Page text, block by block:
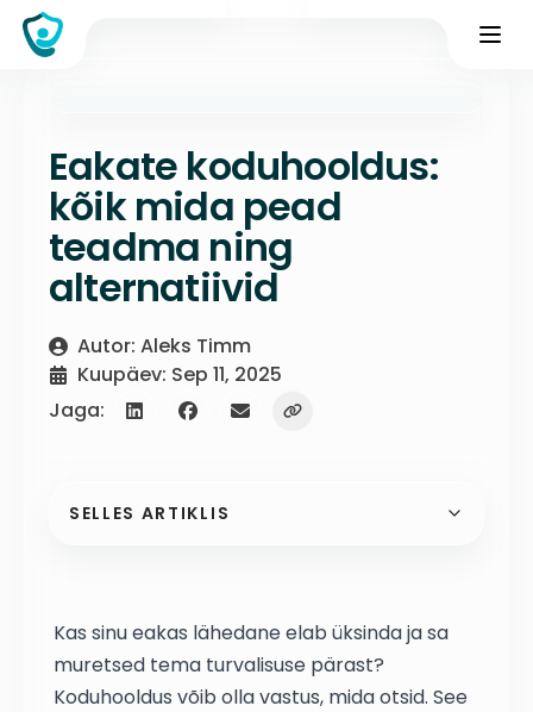
Eakate koduhooldus:
kõik mida pead
teadma ning
alternatiivid
Autor: Aleks Timm
Kuupäev: Sep 11, 2025
Jaga:
SELLES ARTIKLIS
Kas sinu eakas lähedane elab üksinda ja sa
muretsed tema turvalisuse pärast?
Koduhooldus võib olla vastus, mida otsid. See